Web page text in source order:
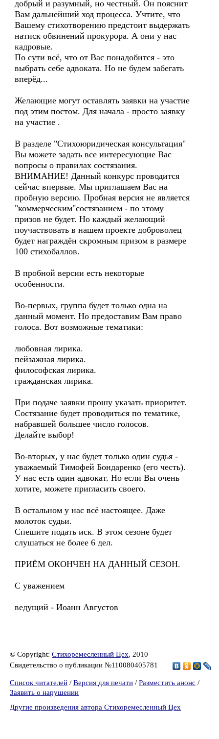
добрый и разумный, но честный. Он пояснит
Вам дальнейший ход процесса. Учтите, что
Вашему стихотворению предстоит выдержать
натиск обвинений прокурора. А они у нас
кадровые.
По сути всё, что от Вас понадобится - это
выбрать себе адвоката. Но не будем забегать
вперёд...
Желающие могут оставлять заявки на участие
под этим постом. Для начала - просто заявку
на участие .
В разделе "Стихоюридическая консультация"
Вы можете задать все интересующие Вас
вопросы о правилах состязания.
ВНИМАНИЕ! Данный конкурс проводится
сейчас впервые. Мы приглашаем Вас на
пробную версию. Пробная версия не является
"коммерческим"состязанием - по этому
призов не будет. Но каждый желающий
поучаствовать в нашем проекте доброволец
будет награждён скромным призом в размере
100 стихобаллов.
В пробной версии есть некоторые
особенности.
Во-первых, группа будет только одна на
данный момент. Но предоставим Вам право
голоса. Вот возможные тематики:
любовная лирика.
пейзажная лирика.
философская лирика.
гражданская лирика.
При подаче заявки прошу указать приоритет.
Состязание будет проводиться по тематике,
набравшей большее число голосов.
Делайте выбор!
Во-вторых, у нас будет только один судья -
уважаемый Тимофей Бондаренко (его честь).
У нас есть один адвокат. Но если Вы очень
хотите, можете пригласить своего.
В остальном у нас всё настоящее. Даже
молоток судьи.
Спешите подать иск. В этом сезоне будет
слушаться не более 6 дел.
ПРИЁМ ОКОНЧЕН НА ДАННЫЙ СЕЗОН.
С уважением
ведущий - Иоанн Августов
© Copyright: Стихоремесленный Цех, 2010
Свидетельство о публикации №110080405781
Список читателей / Версия для печати / Разместить анонс /
Заявить о нарушении
Другие произведения автора Стихоремесленный Цех